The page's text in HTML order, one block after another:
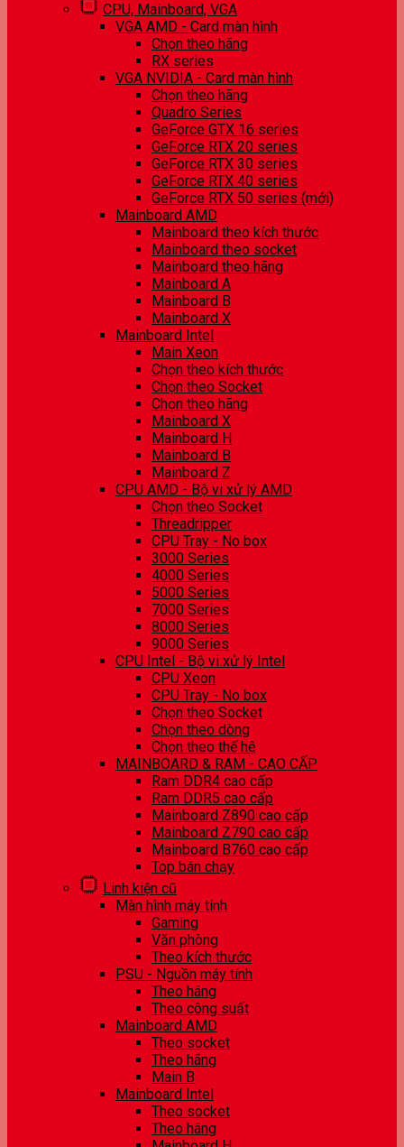
CPU, Mainboard, VGA
VGA AMD - Card màn hình
Chọn theo hãng
RX series
VGA NVIDIA - Card màn hình
Chọn theo hãng
Quadro Series
GeForce GTX 16 series
GeForce RTX 20 series
GeForce RTX 30 series
GeForce RTX 40 series
GeForce RTX 50 series (mới)
Mainboard AMD
Mainboard theo kích thước
Mainboard theo socket
Mainboard theo hãng
Mainboard A
Mainboard B
Mainboard X
Mainboard Intel
Main Xeon
Chọn theo kích thước
Chọn theo Socket
Chọn theo hãng
Mainboard X
Mainboard H
Mainboard B
Mainboard Z
CPU AMD - Bộ vi xử lý AMD
Chọn theo Socket
Threadripper
CPU Tray - No box
3000 Series
4000 Series
5000 Series
7000 Series
8000 Series
9000 Series
CPU Intel - Bộ vi xử lý Intel
CPU Xeon
CPU Tray - No box
Chọn theo Socket
Chọn theo dòng
Chọn theo thế hệ
MAINBOARD & RAM - CAO CẤP
Ram DDR4 cao cấp
Ram DDR5 cao cấp
Mainboard Z890 cao cấp
Mainboard Z790 cao cấp
Mainboard B760 cao cấp
Top bán chạy
Linh kiện cũ
Màn hình máy tính
Gaming
Văn phòng
Theo kích thước
PSU - Nguồn máy tính
Theo hãng
Theo công suất
Mainboard AMD
Theo socket
Theo hãng
Main B
Mainboard Intel
Theo socket
Theo hãng